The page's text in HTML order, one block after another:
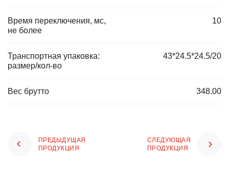
Время переключения, мс,
не более
10
Транспортная упаковка:
размер/кол-во
43*24.5*24.5/20
Вес брутто 348.00
ПРЕДЫДУЩАЯ
ПРОДУКЦИЯ
СЛЕДУЮЩАЯ
ПРОДУКЦИЯ